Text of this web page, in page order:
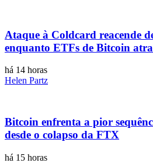
Ataque à Coldcard reacende
enquanto ETFs de Bitcoin
há 14 horas
Helen Partz
Bitcoin enfrenta a pior
desde o colapso da FTX
há 15 horas